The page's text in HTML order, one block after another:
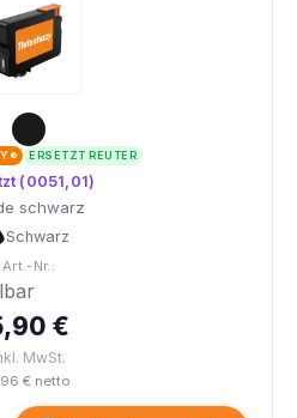
ERSETZT REUTER
(0051,01)
schwarz
Schwarz
Art.-Nr.:
€
MwSt.
€ netto